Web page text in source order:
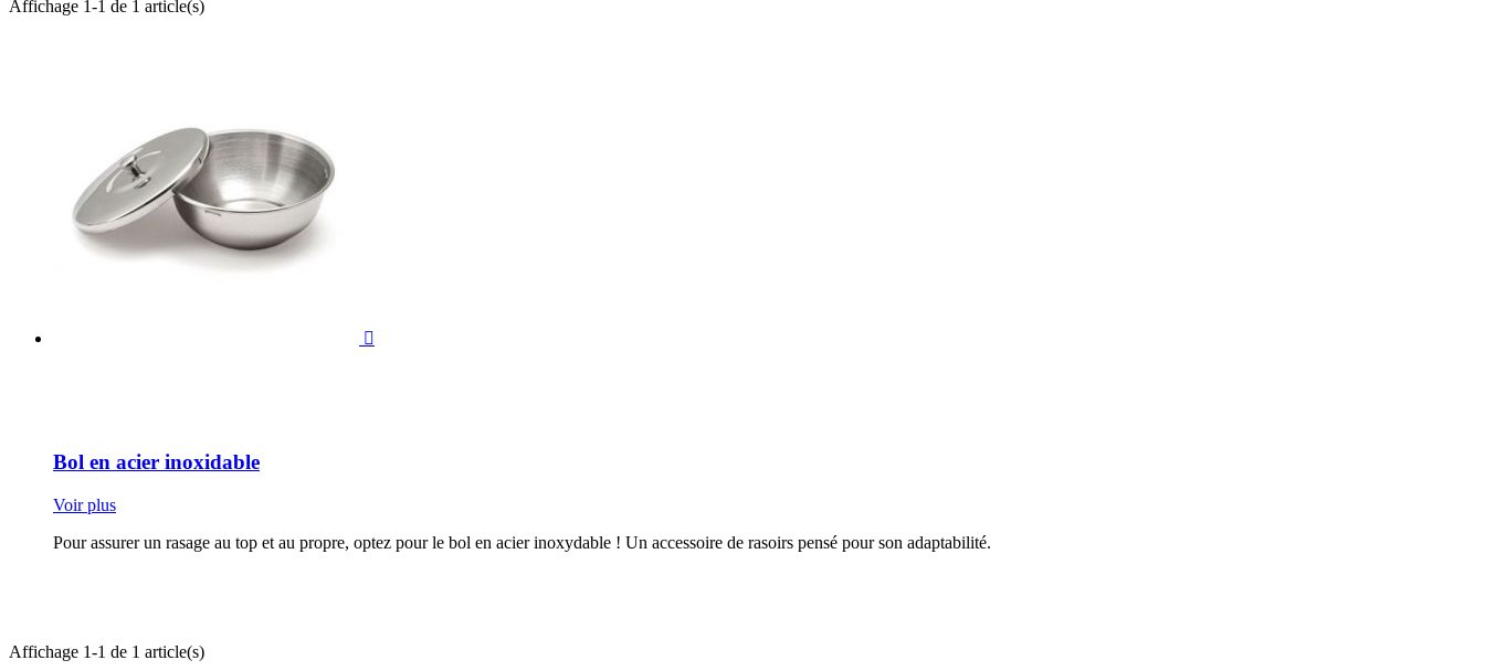
Affichage 1-1 de 1 article(s)

Bol en acier inoxidable
Voir plus
Pour assurer un rasage au top et au propre, optez pour le bol en acier inoxydable ! Un accessoire de rasoirs pensé pour son adaptabilité.
Affichage 1-1 de 1 article(s)